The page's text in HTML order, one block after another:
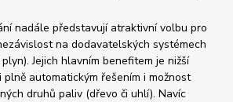
nadále představují atraktivní volbu pro
na dodavatelských systémech
Jejich hlavním benefitem je nižší
automatickým řešením i možnost
druhů paliv (dřevo či uhlí). Navíc